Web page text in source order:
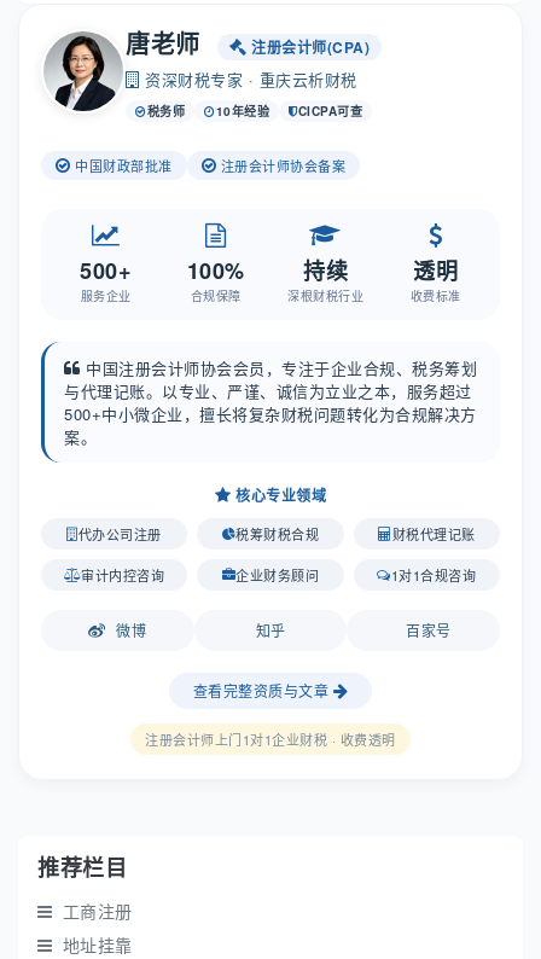
唐老师 注册会计师(CPA)
资深财税专家 · 重庆云析财税
税务师 10年经验 CICPA可查
中国财政部批准 注册会计师协会备案
500+
服务企业
100%
合规保障
持续
深根财税行业
透明
收费标准
中国注册会计师协会会员，专注于企业合规、税务筹划
与代理记账。以专业、严谨、诚信为立业之本，服务超过
500+中小微企业，擅长将复杂财税问题转化为合规解决方
案。
核心专业领域
代办公司注册 税筹财税合规 财税代理记账
审计内控咨询 企业财务顾问 1对1合规咨询
微博 知乎 百家号
查看完整资质与文章
注册会计师上门1对1企业财税 · 收费透明
推荐栏目
工商注册
地址挂靠